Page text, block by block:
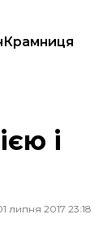
Крамниця
і
липня 2017 23:18